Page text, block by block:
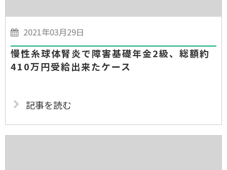
2021年03月29日
慢性糸球体腎炎で障害基礎年金2級、総額約
410万円受給出来たケース
記事を読む